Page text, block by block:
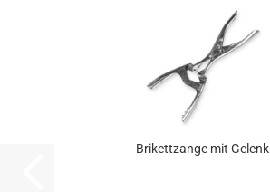
Brikettzange mit Gelenk